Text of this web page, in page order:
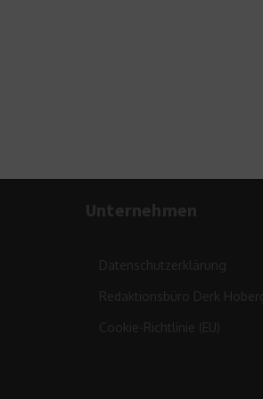
Unternehmen
Datenschutzerklärung
Redaktionsbüro Derk
Cookie-Richtlinie (EU)